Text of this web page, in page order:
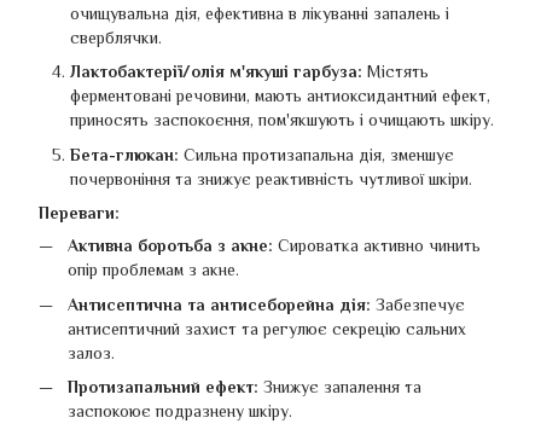
очищувальна дія, ефективна в лікуванні запалень і
сверблячки.
Лактобактерії/олія м'якуші гарбуза: Містять
ферментовані речовини, мають антиоксидантний ефект,
приносять заспокоєння, пом'якшують і очищають шкіру.
Бета-глюкан: Сильна протизапальна дія, зменшує
почервоніння та знижує реактивність чутливої шкіри.
Переваги:
Активна боротьба з акне: Сироватка активно чинить
опір проблемам з акне.
Антисептична та антисеборейна дія: Забезпечує
антисептичний захист та регулює секрецію сальних
залоз.
Протизапальний ефект: Знижує запалення та
заспокоює подразнену шкіру.